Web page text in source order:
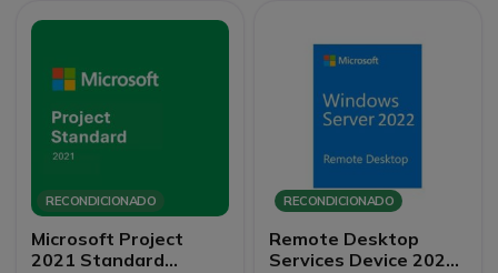
RECONDICIONADO
Microsoft Project
2021 Standard
RECONDICIONADO
Remote Desktop
Services Device 2022